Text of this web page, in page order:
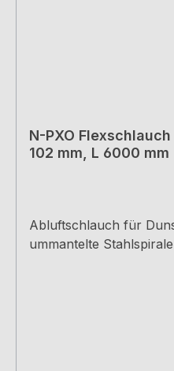
N-PXO
102 mm, L 6000 mm
Abluftschlauch für
ummantelte